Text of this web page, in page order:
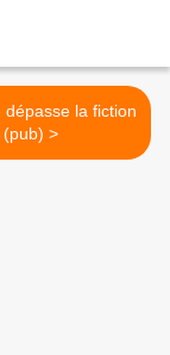
dépasse la fiction
(pub) >